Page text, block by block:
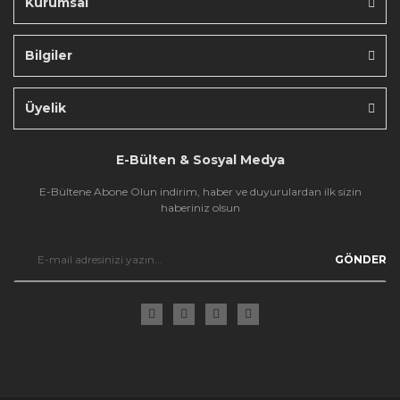
Bilgiler
Üyelik
E-Bülten & Sosyal Medya
E-Bültene Abone Olun indirim, haber ve duyurulardan ilk sizin
haberiniz olsun
GÖNDER